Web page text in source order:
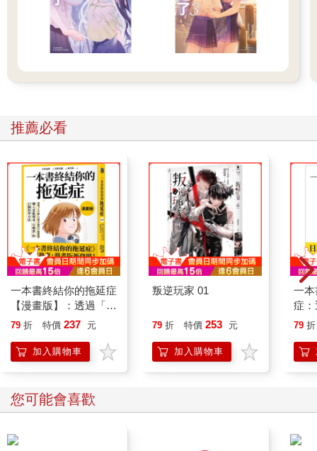
推薦必看
一本書終結你的拖延症
【漫畫版】：透過「小
行動」打開大腦的行動
「行動派」的37個科
學方法
79 折 特價 237 元
加入購物車
叛逆玩家 01
79 折 特價 253 元
加入購物車
一
症
開
的
79 折
您可能會喜歡